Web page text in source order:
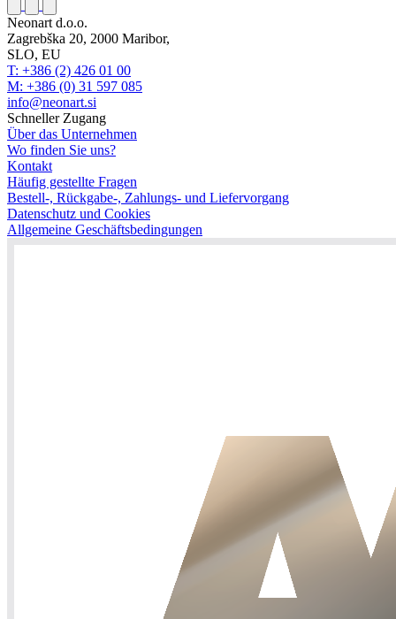
Neonart d.o.o.
Zagrebška 20, 2000 Maribor,
SLO, EU
T: +386 (2) 426 01 00
M: +386 (0) 31 597 085
info@neonart.si
Schneller Zugang
Über das Unternehmen
Wo finden Sie uns?
Kontakt
Häufig gestellte Fragen
Bestell-, Rückgabe-, Zahlungs- und Liefervorgang
Datenschutz und Cookies
Allgemeine Geschäftsbedingungen